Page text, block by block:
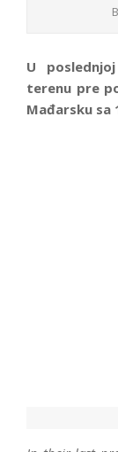
U
terenu pre
Mađarsku sa